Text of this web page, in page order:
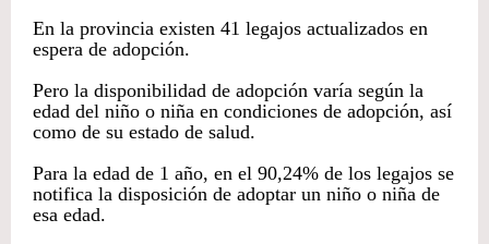
En la provincia existen 41 legajos actualizados en
espera de adopción.
Pero la disponibilidad de adopción varía según la
edad del niño o niña en condiciones de adopción, así
como de su estado de salud.
Para la edad de 1 año, en el 90,24% de los legajos se
notifica la disposición de adoptar un niño o niña de
esa edad.